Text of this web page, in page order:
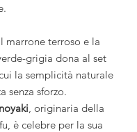
marrone terroso e la
grigia dona al set
la semplicità naturale
senza sforzo.
, originaria della
è celebre per la sua